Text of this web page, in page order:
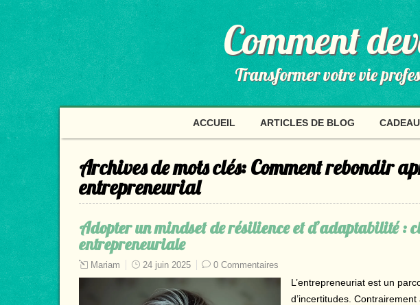
Comment
Transformer votre vie
ACCUEIL ARTICLES DE BLOG
Archives de mots clés:Comment rebondir
entrepreneurial
Adopter un mindset de résilience et d’adaptabilité :
entrepreneuriale
Mariam 24 juin 2025 0 Commentaires
L’entrepreneuriat est un
d’incertitudes.